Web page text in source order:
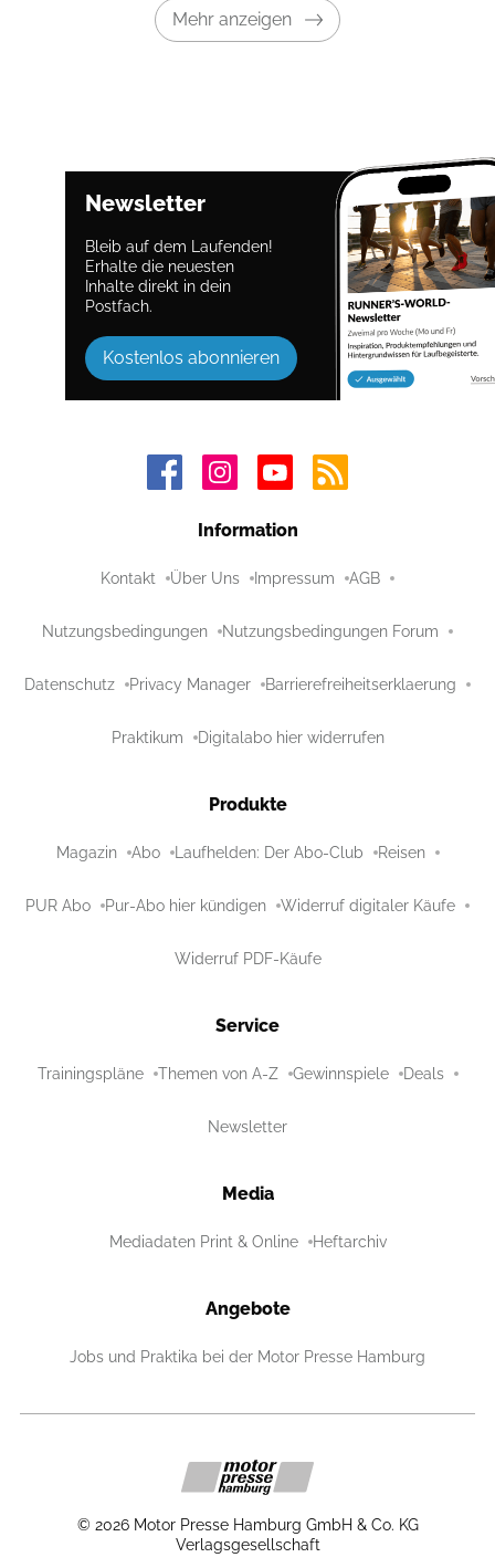
Mehr anzeigen
Newsletter
Bleib auf dem Laufenden!
Erhalte die neuesten
Inhalte direkt in dein
Postfach.
Kostenlos abonnieren
Information
Kontakt Über Uns Impressum AGB
Nutzungsbedingungen Nutzungsbedingungen Forum
Datenschutz Privacy Manager Barrierefreiheitserklaerung
Praktikum Digitalabo hier widerrufen
Produkte
Magazin Abo Laufhelden: Der Abo-Club Reisen
PUR Abo Pur-Abo hier kündigen Widerruf digitaler Käufe
Widerruf PDF-Käufe
Service
Trainingspläne Themen von A-Z Gewinnspiele Deals
Newsletter
Media
Mediadaten Print & Online Heftarchiv
Angebote
Jobs und Praktika bei der Motor Presse Hamburg
© 2026 Motor Presse Hamburg GmbH & Co. KG
Verlagsgesellschaft